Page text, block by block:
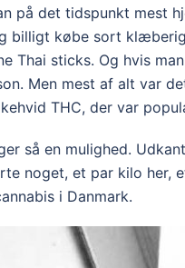
på det tidspunkt mest
billigt købe sort
Thai sticks. Og hvis
Men mest af alt var
THC, der var
så en mulighed.
noget, et par kilo her,
i Danmark.